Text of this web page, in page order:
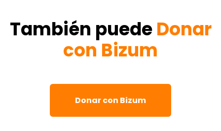
También puedeDonar
con Bizum
Donar con Bizum